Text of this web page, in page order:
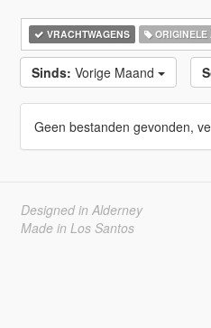
VRACHTWAGENS ORIGINELE
Sinds: Vorige Maand
Geen bestanden gevonden,
Designed in Alderney
Made in Los Santos